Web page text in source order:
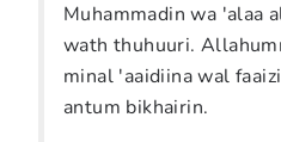
Muhammadin wa 'alaa
wath thuhuuri.
minal 'aaidiina wal
antum bikhairin.